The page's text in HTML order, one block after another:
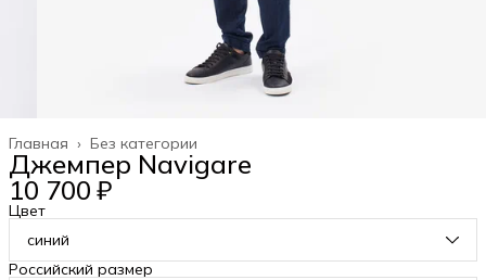
Без категории
Главная ›
Джемпер Navigare
10 700 ₽
Цвет
синий
Российский размер